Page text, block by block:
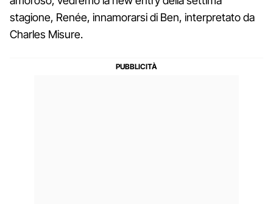
stagione, Renée, innamorarsi di Ben, interpretato da
Charles Misure.